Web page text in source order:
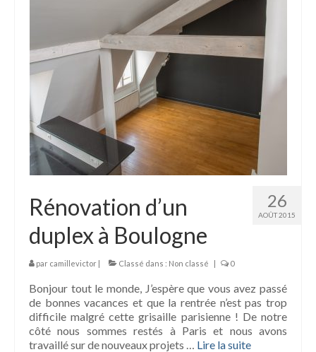
26
AOÛT 2015
Rénovation d’un
duplex à Boulogne
par camillevictor | Classé dans : Non classé | 0
Bonjour tout le monde, J’espère que vous avez passé
de bonnes vacances et que la rentrée n’est pas trop
difficile malgré cette grisaille parisienne ! De notre
côté nous sommes restés à Paris et nous avons
travaillé sur de nouveaux projets … Lire la suite­­